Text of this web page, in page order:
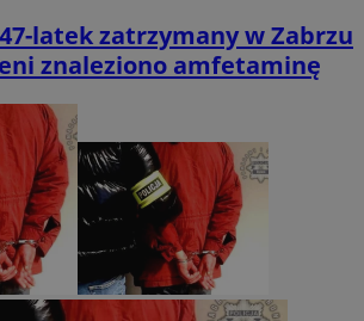
latek zatrzymany w Zabrzu
znaleziono amfetaminę